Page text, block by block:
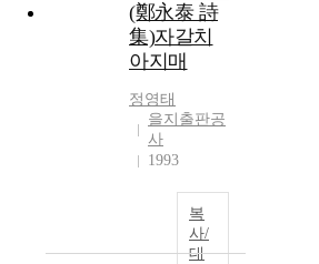
(鄭永泰 詩
集)자갈치
아지매
정영태
을지출판공
사
1993
복
사/
대